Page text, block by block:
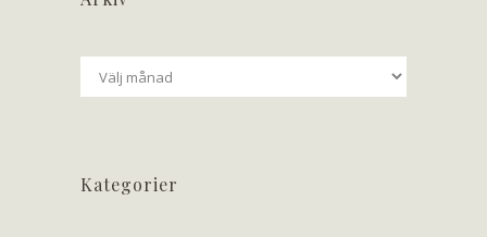
Arkiv
Kategorier